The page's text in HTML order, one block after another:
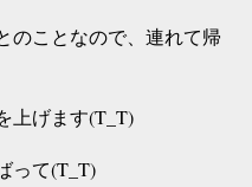
のことなので、連れて帰
上げます(T_T)
って(T_T)